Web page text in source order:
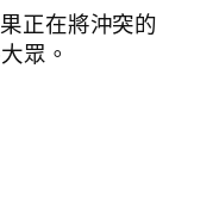
正在將沖突的
眾。